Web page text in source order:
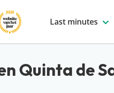
Last minutes
Quinta de